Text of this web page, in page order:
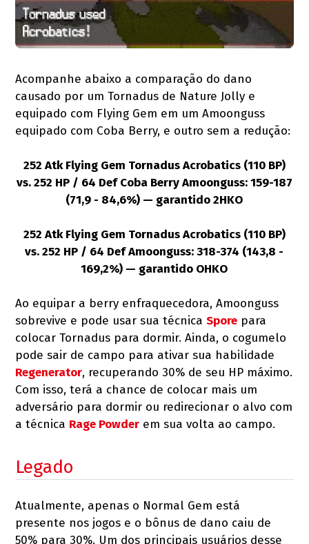
Acompanhe abaixo a comparação do dano
causado por um Tornadus de Nature Jolly e
equipado com Flying Gem em um Amoonguss
equipado com Coba Berry, e outro sem a redução:
252 Atk Flying Gem Tornadus Acrobatics (110 BP)
vs. 252 HP / 64 Def Coba Berry Amoonguss: 159-187
(71,9 - 84,6%) — garantido 2HKO
252 Atk Flying Gem Tornadus Acrobatics (110 BP)
vs. 252 HP / 64 Def Amoonguss: 318-374 (143,8 -
169,2%) — garantido OHKO
Ao equipar a berry enfraquecedora, Amoonguss
sobrevive e pode usar sua técnicaSpore para
colocar Tornadus para dormir. Ainda, o cogumelo
pode sair de campo para ativar sua habilidade
Regenerator, recuperando 30% de seu HP máximo.
Com isso, terá a chance de colocar mais um
adversário para dormir ou redirecionar o alvo com
a técnica Rage Powder em sua volta ao campo.
Legado
Atualmente, apenas o Normal Gem está
presente nos jogos e o bônus de dano caiu de
50% para 30%. Um dos principais usuários desse